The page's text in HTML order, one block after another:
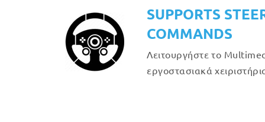
SUPPORTS
COMMANDS
Λειτουργήστε το
εργοστασιακά